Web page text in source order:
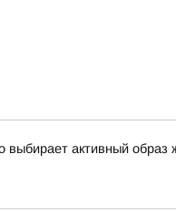
выбирает активный образ